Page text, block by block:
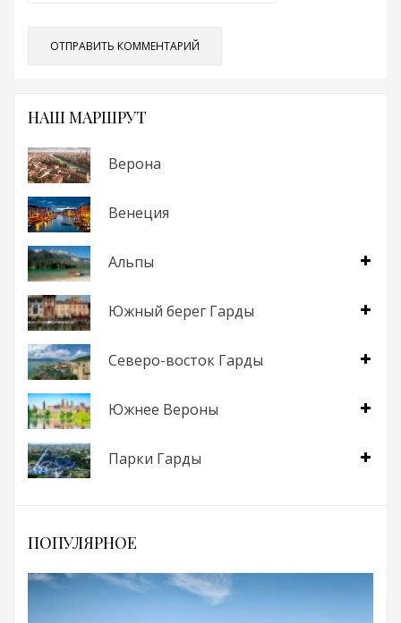
НАШ МАРШРУТ
Верона
Венеция
Альпы
Южный берег Гарды
Северо-восток Гарды
Южнее Вероны
Парки Гарды
ПОПУЛЯРНОЕ